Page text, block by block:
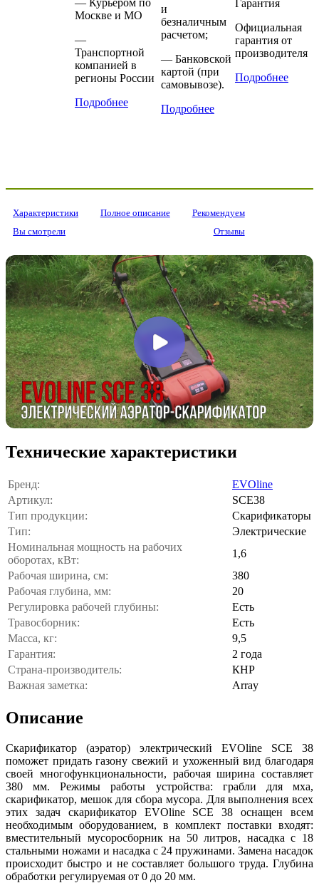
Москве и МО
—
Транспортной
компанией в
регионы России
Подробнее
и
безналичным
расчетом;
— Банковской
картой (при
самовывозе).
Подробнее
Гарантия
Официальная
гарантия от
производителя
Подробнее
Характеристики Полное описание
Рекомендуем
Вы смотрели
Отзывы
Технические характеристики
Бренд:
EVOline
Артикул:
SCE38
Тип продукции:
Скарификаторы
Тип:
Электрические
Номинальная мощность на рабочих
оборотах, кВт:
1,6
Рабочая ширина, см:
380
Рабочая глубина, мм:
20
Регулировка рабочей глубины:
Есть
Травосборник:
Есть
Масса, кг:
9,5
Гарантия:
2 года
Страна-производитель:
КНР
Важная заметка:
Array
Описание
Скарификатор (аэратор) электрический EVOline SCE 38
поможет придать газону свежий и ухоженный вид благодаря
своей многофункциональности, рабочая ширина составляет
380 мм. Режимы работы устройства: грабли для мха,
скарификатор, мешок для сбора мусора. Для выполнения всех
этих задач скарификатор EVOline SCE 38 оснащен всем
необходимым оборудованием, в комплект поставки входят:
вместительный мусоросборник на 50 литров, насадка с 18
стальными ножами и насадка с 24 пружинами. Замена насадок
происходит быстро и не составляет большого труда. Глубина
обработки регулируемая от 0 до 20 мм.